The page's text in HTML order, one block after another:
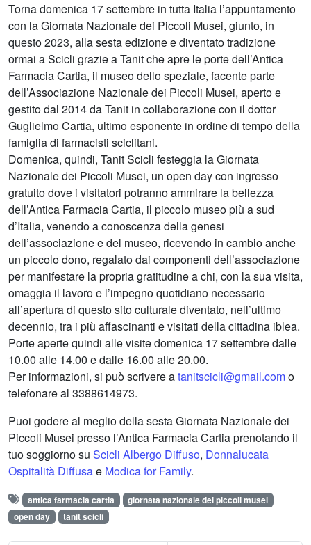
Torna domenica 17 settembre in tutta Italia l’appuntamento
con la Giornata Nazionale dei Piccoli Musei, giunto, in
questo 2023, alla sesta edizione e diventato tradizione
ormai a Scicli grazie a Tanit che apre le porte dell’Antica
Farmacia Cartia, il museo dello speziale, facente parte
dell’Associazione Nazionale dei Piccoli Musei, aperto e
gestito dal 2014 da Tanit in collaborazione con il dottor
Guglielmo Cartia, ultimo esponente in ordine di tempo della
famiglia di farmacisti sciclitani.
Domenica, quindi, Tanit Scicli festeggia la Giornata
Nazionale dei Piccoli Musei, un open day con ingresso
gratuito dove i visitatori potranno ammirare la bellezza
dell’Antica Farmacia Cartia, il piccolo museo più a sud
d’Italia, venendo a conoscenza della genesi
dell’associazione e del museo, ricevendo in cambio anche
un piccolo dono, regalato dai componenti dell’associazione
per manifestare la propria gratitudine a chi, con la sua visita,
omaggia il lavoro e l’impegno quotidiano necessario
all’apertura di questo sito culturale diventato, nell’ultimo
decennio, tra i più affascinanti e visitati della cittadina iblea.
Porte aperte quindi alle visite domenica 17 settembre dalle
10.00 alle 14.00 e dalle 16.00 alle 20.00.
Per informazioni, si può scrivere atanitscicli@gmail.como
telefonare al 3388614973.
Puoi godere al meglio della sesta Giornata Nazionale dei
Piccoli Musei presso l’Antica Farmacia Cartia prenotando il
tuo soggiorno su Scicli Albergo Diffuso, Donnalucata
Ospitalità Diffusae Modica for Family.
antica farmacia cartia
giornata nazionale dei piccoli musei
open day
tanit scicli